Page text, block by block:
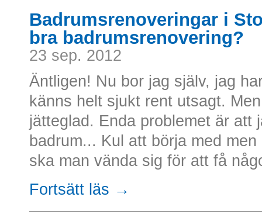
Badrumsrenoveringar i
bra badrumsrenovering?
23 sep. 2012
Äntligen! Nu bor jag själv, jag
känns helt sjukt rent utsagt.
jätteglad. Enda problemet är att
badrum... Kul att börja med
ska man vända sig för att få
Fortsätt läs →